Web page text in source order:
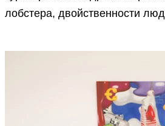
лобстера, двойственности